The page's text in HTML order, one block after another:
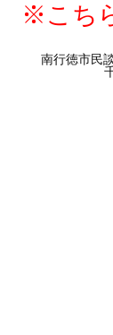
※こち
南行徳市民